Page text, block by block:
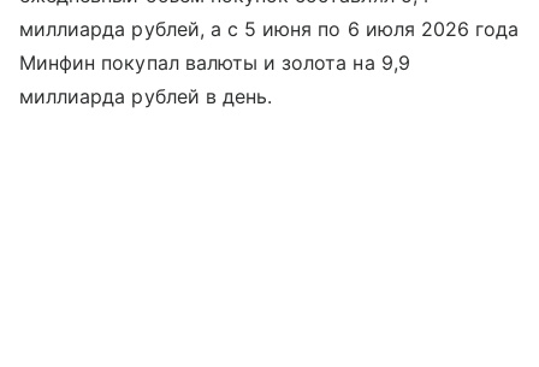
миллиарда рублей, а с 5 июня по 6 июля 2026 года
Минфин покупал валюты и золота на 9,9
миллиарда рублей в день.